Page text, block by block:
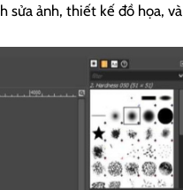
sửa ảnh, thiết kế đồ họa, và